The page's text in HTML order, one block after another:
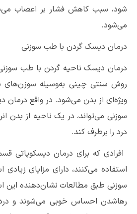
شود، سبب کاهش فشار بر اعصاب
می‌شود.
درمان دیسک گردن با طب سوزنی
درمان دیسک ناحیه گردن با طب
روش سنتی چینی به‌وسیله سوزن‌های
ویژه‌ای از بدن می‌شود. در واقع
سوزنی می‌تواند، در یک ناحیه از بدن
درد را برطرف کند.
افرادی که برای درمان دیسکوپاتی
استفاده می‌کنند، دارای مزایای
سوزنی طبق مطالعات نشان‌دهنده این
رهاشدن احساس خوبی می‌شوند و درد